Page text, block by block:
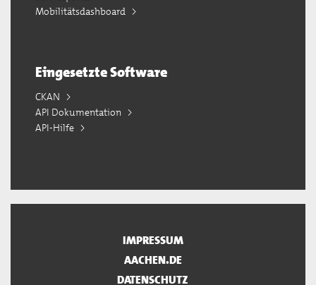
Mobilitätsdashboard
Eingesetzte Software
CKAN
API Dokumentation
API-Hilfe
IMPRESSUM
AACHEN.DE
DATENSCHUTZ